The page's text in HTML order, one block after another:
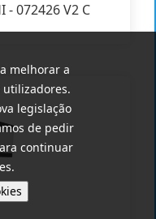
- 072426 V2 C
melhorar a
utilizadores.
legislação
de pedir
continuar